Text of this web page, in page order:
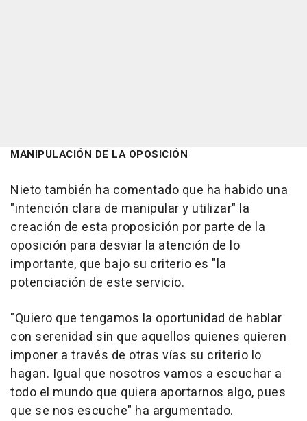
MANIPULACIÓN DE LA OPOSICIÓN
Nieto también ha comentado que ha habido una
"intención clara de manipular y utilizar" la
creación de esta proposición por parte de la
oposición para desviar la atención de lo
importante, que bajo su criterio es "la
potenciación de este servicio.
"Quiero que tengamos la oportunidad de hablar
con serenidad sin que aquellos quienes quieren
imponer a través de otras vías su criterio lo
hagan. Igual que nosotros vamos a escuchar a
todo el mundo que quiera aportarnos algo, pues
que se nos escuche" ha argumentado.